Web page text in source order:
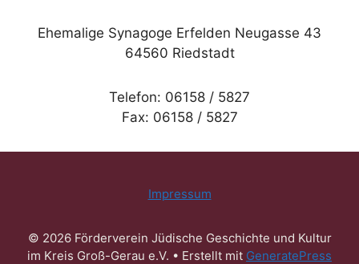
Ehemalige Synagoge Erfelden Neugasse 43
64560 Riedstadt
Telefon: 06158 / 5827
Fax: 06158 / 5827
Impressum
© 2026 Förderverein Jüdische Geschichte und Kultur
im Kreis Groß-Gerau e.V. • Erstellt mit GeneratePress